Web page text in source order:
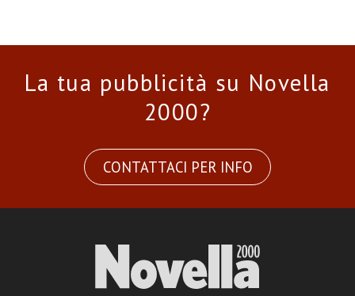
La tua pubblicità su Novella
2000?
CONTATTACI PER INFO